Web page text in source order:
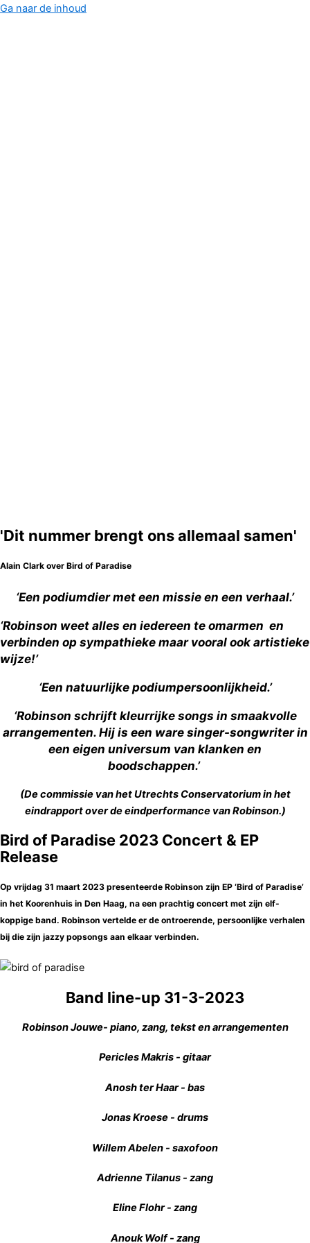
Ga naar de inhoud
'Dit nummer brengt ons allemaal samen'
Alain Clark over Bird of Paradise
‘Een podiumdier met een missie en een verhaal.’
‘Robinson weet alles en iedereen te omarmen en
verbinden op sympathieke maar vooral ook artistieke
wijze!’
‘Een natuurlijke podiumpersoonlijkheid.’
‘Robinson schrijft kleurrijke songs in smaakvolle
arrangementen. Hij is een ware singer-songwriter in
een eigen universum van klanken en
boodschappen.’
(De commissie van het Utrechts Conservatorium in het
eindrapport over de eindperformance van Robinson.)
Bird of Paradise 2023 Concert & EP
Release
Op vrijdag 31 maart 2023 presenteerde Robinson zijn EP ‘Bird of Paradise’
in het Koorenhuis in Den Haag, na een prachtig concert met zijn elf-
koppige band. Robinson vertelde er de ontroerende, persoonlijke verhalen
bij die zijn jazzy popsongs aan elkaar verbinden.
Band line-up 31-3-2023
Robinson Jouwe- piano, zang, tekst en arrangementen
Pericles Makris - gitaar
Anosh ter Haar - bas
Jonas Kroese - drums
Willem Abelen - saxofoon
Adrienne Tilanus - zang
Eline Flohr - zang
Anouk Wolf - zang